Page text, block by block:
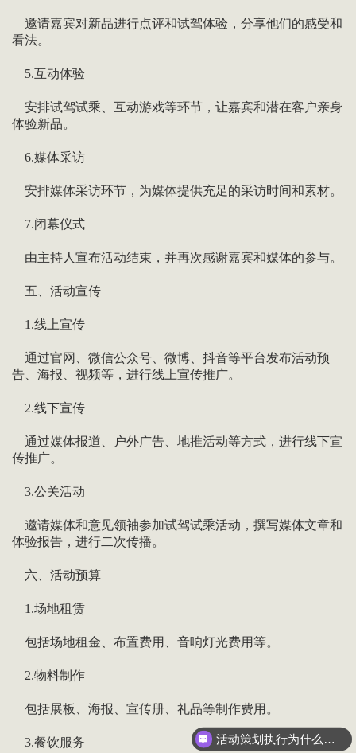
邀请嘉宾对新品进行点评和试驾体验，分享他们的感受和
看法。
5.互动体验
安排试驾试乘、互动游戏等环节，让嘉宾和潜在客户亲身
体验新品。
6.媒体采访
安排媒体采访环节，为媒体提供充足的采访时间和素材。
7.闭幕仪式
由主持人宣布活动结束，并再次感谢嘉宾和媒体的参与。
五、活动宣传
1.线上宣传
通过官网、微信公众号、微博、抖音等平台发布活动预
告、海报、视频等，进行线上宣传推广。
2.线下宣传
通过媒体报道、户外广告、地推活动等方式，进行线下宣
传推广。
3.公关活动
邀请媒体和意见领袖参加试驾试乘活动，撰写媒体文章和
体验报告，进行二次传播。
六、活动预算
1.场地租赁
包括场地租金、布置费用、音响灯光费用等。
2.物料制作
包括展板、海报、宣传册、礼品等制作费用。
3.餐饮服务 我是客户咨询，如何联系善达？